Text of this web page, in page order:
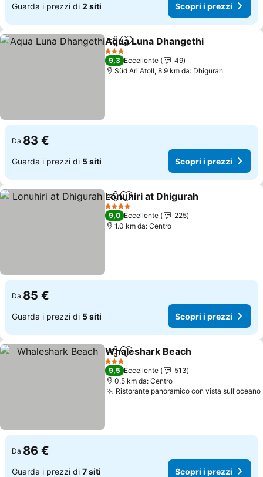
Guarda i prezzi di 2 siti Scopri i prezzi
CondividiAggiungi ai preferiti
Aqua Luna Dhangethi
3 Stelle
9,3 Eccellente
49
Süd Ari Atoll, 8.9 km da: Dhigurah
Da 83 €
Guarda i prezzi di 5 siti Scopri i prezzi
CondividiAggiungi ai preferiti
Lonuhiri at Dhigurah
4 Stelle
9,0 Eccellente
225
1.0 km da: Centro
Da 85 €
Guarda i prezzi di 5 siti Scopri i prezzi
CondividiAggiungi ai preferiti
Whaleshark Beach
3 Stelle
9,5 Eccellente
513
0.5 km da: Centro
Ristorante panoramico con vista sull'oceano
Da 86 €
Guarda i prezzi di 7 siti Scopri i prezzi